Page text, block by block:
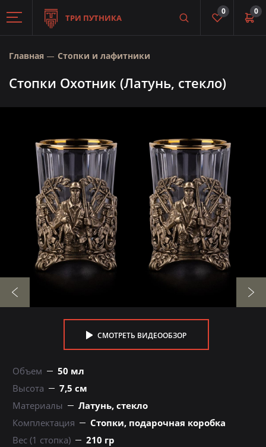
ТРИ ПУТНИКА
0
0
Главная Стопки и лафитники
Стопки Охотник (Латунь, стекло)
СМОТРЕТЬ ВИДЕООБЗОР
Объем
50 мл
Высота
7,5 см
Материалы
Латунь, стекло
Комплектация
Стопки, подарочная коробка
Вес (1 стопка)
210 гр